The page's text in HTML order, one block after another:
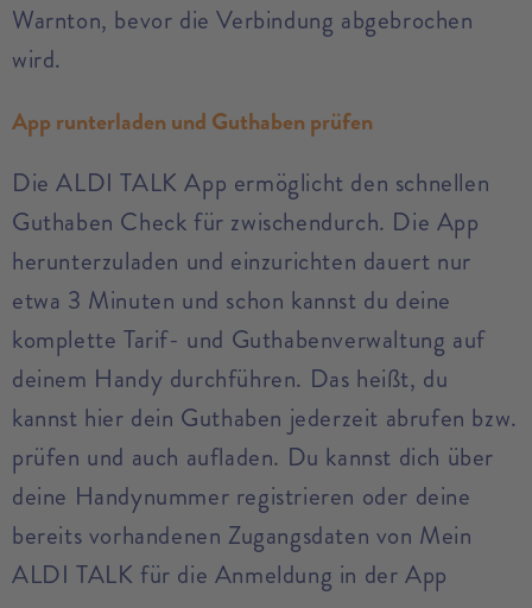
Warnton, bevor die Verbindung abgebrochen
wird.
App runterladen und Guthaben prüfen
Die ALDI TALK App ermöglicht den schnellen
Guthaben Check für zwischendurch. Die App
herunterzuladen und einzurichten dauert nur
etwa 3 Minuten und schon kannst du deine
komplette Tarif- und Guthabenverwaltung auf
deinem Handy durchführen. Das heißt, du
kannst hier dein Guthaben jederzeit abrufen bzw.
prüfen und auch aufladen. Du kannst dich über
deine Handynummer registrieren oder deine
bereits vorhandenen Zugangsdaten von Mein
ALDI TALK für die Anmeldung in der App